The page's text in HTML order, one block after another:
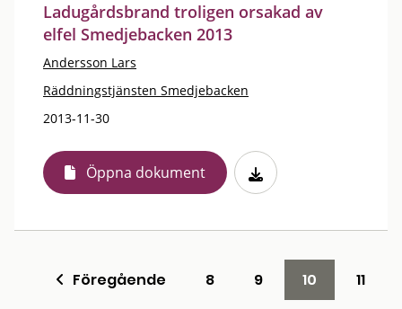
Ladugårdsbrand troligen orsakad av
elfel Smedjebacken 2013
Andersson Lars
Räddningstjänsten Smedjebacken
2013-11-30
Öppna dokument
Föregående 8 9 10
11